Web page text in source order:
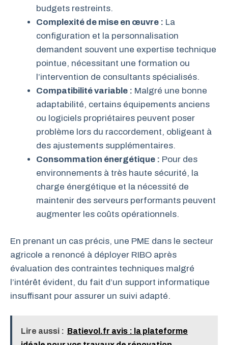
budgets restreints.
Complexité de mise en œuvre : La
configuration et la personnalisation
demandent souvent une expertise technique
pointue, nécessitant une formation ou
l’intervention de consultants spécialisés.
Compatibilité variable : Malgré une bonne
adaptabilité, certains équipements anciens
ou logiciels propriétaires peuvent poser
problème lors du raccordement, obligeant à
des ajustements supplémentaires.
Consommation énergétique : Pour des
environnements à très haute sécurité, la
charge énergétique et la nécessité de
maintenir des serveurs performants peuvent
augmenter les coûts opérationnels.
En prenant un cas précis, une PME dans le secteur
agricole a renoncé à déployer RIBO après
évaluation des contraintes techniques malgré
l’intérêt évident, du fait d’un support informatique
insuffisant pour assurer un suivi adapté.
Lire aussi : Batievol.fr avis : la plateforme